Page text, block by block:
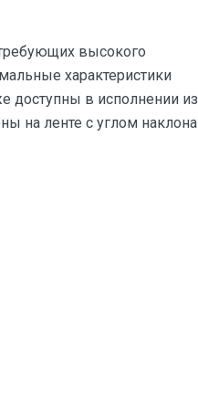
высокого
характеристики
доступны в исполнении из
на ленте с углом наклона